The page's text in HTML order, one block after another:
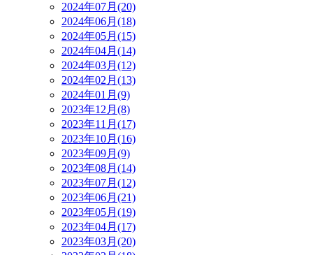
2024年07月(20)
2024年06月(18)
2024年05月(15)
2024年04月(14)
2024年03月(12)
2024年02月(13)
2024年01月(9)
2023年12月(8)
2023年11月(17)
2023年10月(16)
2023年09月(9)
2023年08月(14)
2023年07月(12)
2023年06月(21)
2023年05月(19)
2023年04月(17)
2023年03月(20)